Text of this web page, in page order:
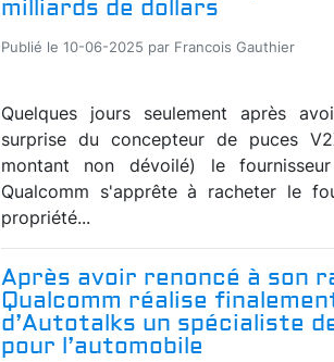
milliards de dollars
Publié le 10-06-2025 par Francois Gauthier
Quelques jours seulement après
surprise du concepteur de puces
montant non dévoilé) le
Qualcomm s'apprête à racheter le
propriété...
Après avoir renoncé à son
Qualcomm réalise
d’Autotalks un spécialiste
pour l’automobile